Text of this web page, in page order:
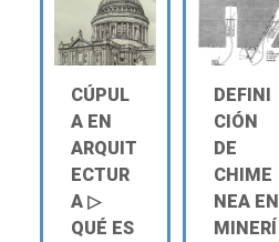
CÚPUL
A EN
ARQUIT
ECTUR
A ▷
QUÉ ES
DEFINI
CIÓN
DE
CHIME
NEA EN
MINERÍ